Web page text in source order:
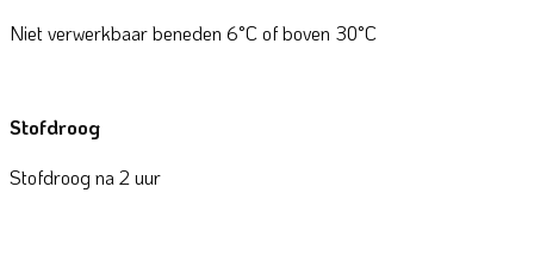
Niet verwerkbaar beneden 6°C of boven 30°C
Stofdroog
Stofdroog na 2 uur